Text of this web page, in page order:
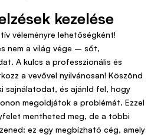
kezelése
véleményre lehetőségként!
nem a világ vége – sőt,
A kulcs a professzionális és
a vevővel nyilvánosan! Köszönd
sajnálatodat, és ajánld fel, hogy
megoldjátok a problémát. Ezzel
mentheted meg, de a többi
ez egy megbízható cég, amely